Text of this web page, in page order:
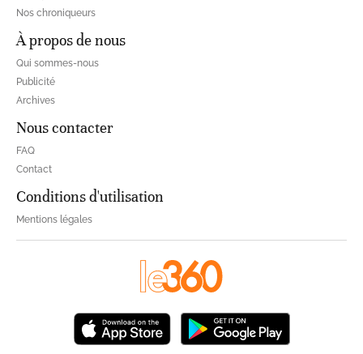
Nos chroniqueurs
À propos de nous
Qui sommes-nous
Publicité
Archives
Nous contacter
FAQ
Contact
Conditions d'utilisation
Mentions légales